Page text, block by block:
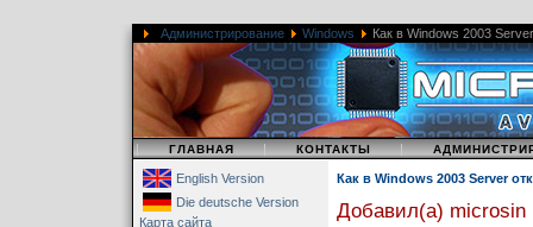
Администрирование Windows Как в Windows 2003
| ГЛАВНАЯ | КОНТАКТЫ |
English Version
Die deutsche Version
Карта сайта
Как в Windows 2003 Server
Добавил(а) microsin